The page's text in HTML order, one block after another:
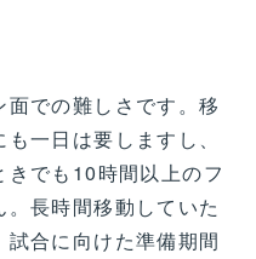
面での難しさです。移
一日は要しますし、
でも10時間以上のフ
長時間移動していた
合に向けた準備期間